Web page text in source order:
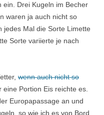
ein. Drei Kugeln im Becher
waren ja auch nicht so
jedes Mal die Sorte Limette
Sorte variierte je nach
wenn auch nicht so
eine Portion Eis reichte es.
Europapassage an und
so wie ich es von Bord